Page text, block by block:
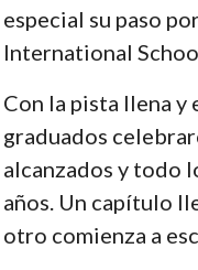
especial su paso
International
Con la pista llena y
graduados
alcanzados y todo
años. Un capítulo
otro comienza a